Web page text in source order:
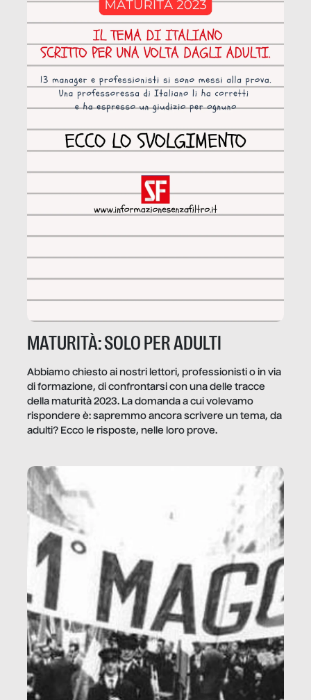
MATURITÀ: SOLO PER ADULTI
Abbiamo chiesto ai nostri lettori, professionisti o in via
di formazione, di confrontarsi con una delle tracce
della maturità 2023. La domanda a cui volevamo
rispondere è: sapremmo ancora scrivere un tema, da
adulti? Ecco le risposte, nelle loro prove.